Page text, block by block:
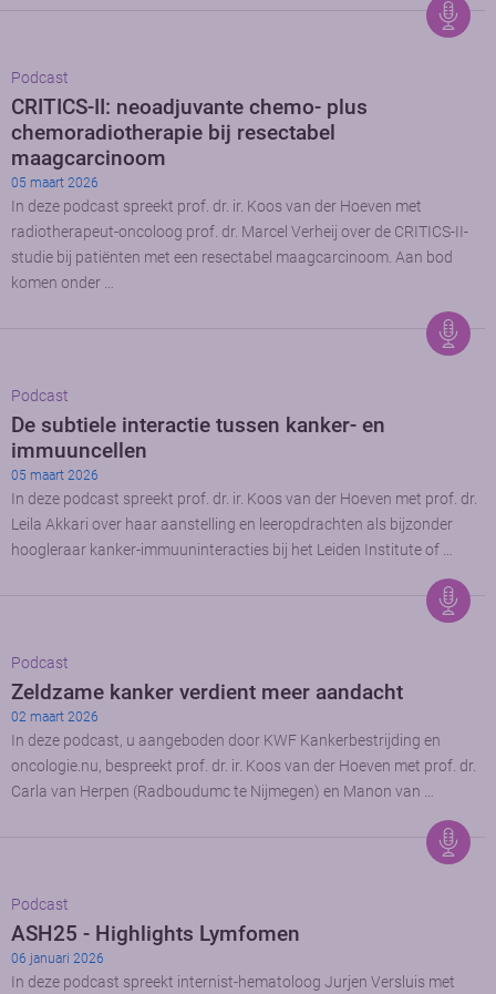
Podcast
CRITICS-II: neoadjuvante chemo- plus
chemoradiotherapie bij resectabel
maagcarcinoom
05 maart 2026
In deze podcast spreekt prof. dr. ir. Koos van der Hoeven met
radiotherapeut-oncoloog prof. dr. Marcel Verheij over de CRITICS-II-
studie bij patiënten met een resectabel maagcarcinoom. Aan bod
komen onder …
Podcast
De subtiele interactie tussen kanker- en
immuuncellen
05 maart 2026
In deze podcast spreekt prof. dr. ir. Koos van der Hoeven met prof. dr.
Leila Akkari over haar aanstelling en leeropdrachten als bijzonder
hoogleraar kanker-immuuninteracties bij het Leiden Institute of …
Podcast
Zeldzame kanker verdient meer aandacht
02 maart 2026
In deze podcast, u aangeboden door KWF Kankerbestrijding en
oncologie.nu, bespreekt prof. dr. ir. Koos van der Hoeven met prof. dr.
Carla van Herpen (Radboudumc te Nijmegen) en Manon van …
Podcast
ASH25 - Highlights Lymfomen
06 januari 2026
In deze podcast spreekt internist-hematoloog Jurjen Versluis met